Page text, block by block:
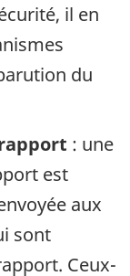
il en
du
: une
est
aux
sont
Ceux-